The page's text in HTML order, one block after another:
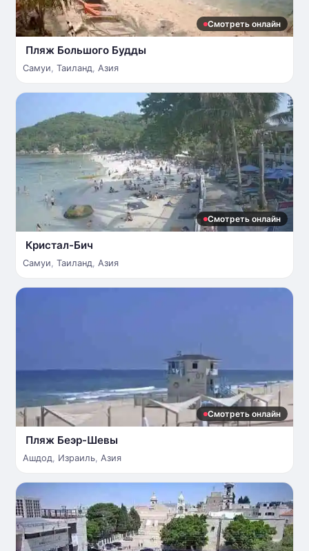
Смотреть онлайн
Пляж Большого Будды
Самуи, Таиланд, Азия
Смотреть онлайн
Кристал-Бич
Самуи, Таиланд, Азия
Смотреть онлайн
Пляж Беэр-Шевы
Ашдод, Израиль, Азия